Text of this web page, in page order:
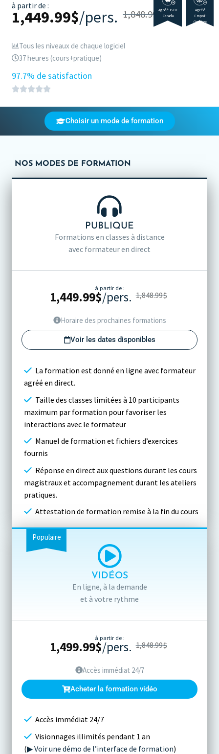
Agréé ISDE
Canada
Agréé
Empoi-
Québec
à partir de :
1,848.99 $
1,449.99$/pers.
Tous les niveaux de chaque logiciel
37 heures (cours+pratique)
97.7% de satisfaction
Choisir un mode de formation
NOS MODES DE FORMATION
PUBLIQUE
Formations en classes à distance
avec formateur en direct
à partir de :
1,848.99$
1,449.99$/pers.
Horaire des prochaines formations
Voir les dates disponibles
La formation est donné en ligne avec formateur
agréé en direct.
Taille des classes limitées à 10 participants
maximum par formation pour favoriser les
interactions avec le formateur
Manuel de formation et fichiers d’exercices
fournis
Réponse en direct aux questions durant les cours
magistraux et accompagnement durant les ateliers
pratiques.
Attestation de formation remise à la fin du cours
Populaire
VIDÉOS
En ligne, à la demande
et à votre rythme
à partir de :
1,848.99$
1,499.99$/pers.
Accès immédiat 24/7
Acheter la formation vidéo
Accès immédiat 24/7
Visionnages illimités pendant 1 an
(▶ Voir une démo de l’interface de formation)